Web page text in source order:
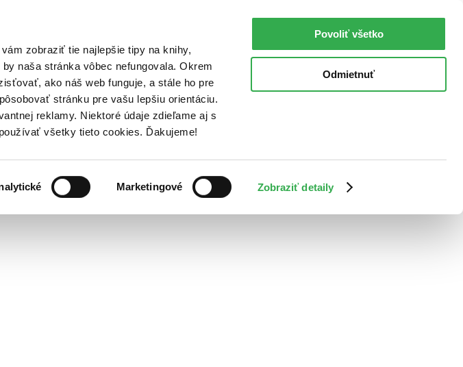
zobraziť tie najlepšie tipy na knihy,
naša stránka vôbec nefungovala. Okrem
ako náš web funguje, a stále ho pre
stránku pre vašu lepšiu orientáciu.
reklamy. Niektoré údaje zdieľame aj s
všetky tieto cookies. Ďakujeme!
Marketingové Zobraziť detaily
Povoliť všetko
Odmietnuť